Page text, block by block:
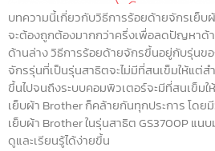
บทความนี้เกี่ยวกับวิธีการร้อยด้ายจักรเย็บ
จะต้องถูกต้องมากกว่าครึ่งเพื่อลดปัญหาด้
ด้านล่าง วิธีการร้อยด้ายจักรขึ้นอยู่กับรุ่นข
จักรรุ่นที่เป็นรุ่นสาธิตจะไม่มีที่สนเข็มให้แต่
ขึ้นไปจนถึงระบบคอมพิวเตอร์จะมีที่สนเข็ม
เย็บผ้า Brother ก็คล้ายกันทุกประการ โดย
เย็บผ้า Brother ในรุ่นสาธิต GS3700P แน
ดูและเรียนรู้ได้ง่ายขึ้น